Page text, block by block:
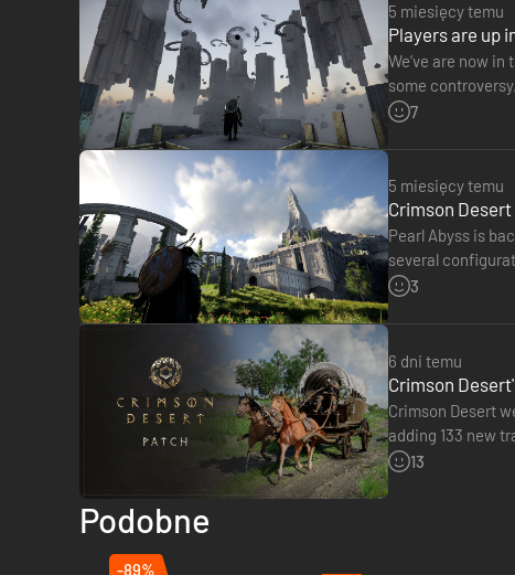
[Bonus Przedsprzedaży]
- Tarcza Khaleda
[Pakiet Deluxe]
- Hełm Kairosa
- Rękawice Kairosa
- Buty Kairosa
- Płaszcz Kairosa
- Zbroja Kairosa
- Tarcza Balgrana
- Naczółek Exclaire’a
- Zbroja końska Exclaire’a
- Siodło Exclaire’a
- Strzemiona Exclaire’a
Po brutalnym ataku Czarnych Niedźwiedzi, Kliff traci swoich
Na kontynencie Pywel, gdzie piękno współistnieje z
■ Bezgranicznie rozciągający się, ogromny świat.
W otwartym świecie kontynentu Pywel czeka na Ciebie
Jednego dnia możesz ugiąć się pod ciężarem brutalnych
Zwykła prośba usłyszana w trakcie wędrówki po
5 miesięcy temu
Players are up
We’ve are now
some
studio of failing…
7
5 miesięcy temu
Crimson
Pearl Abyss is
several
with low ray
3
6 dni temu
Crimson
Crimson Desert
adding 133 new
offer higher
13
Podobne
-89%